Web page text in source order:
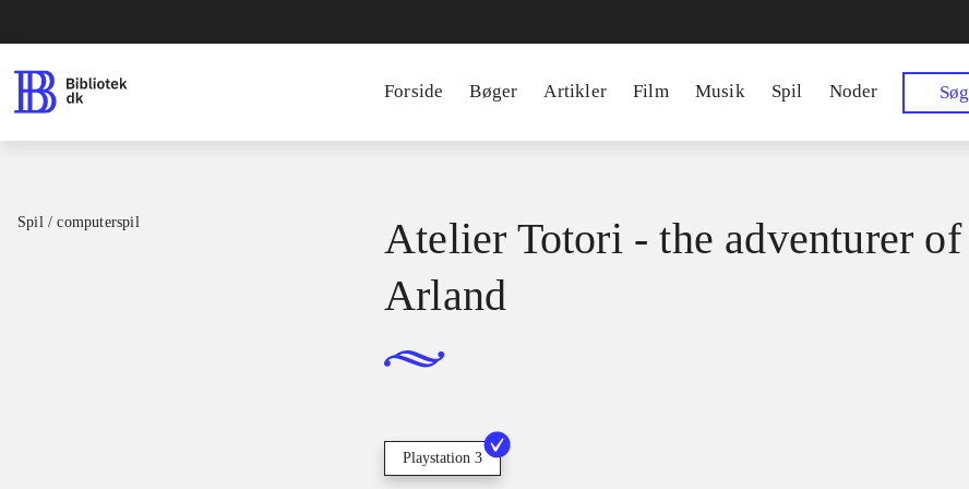
Forside Bøger Artikler Film Musik Spil Noder Søg
Spil / computerspil
Atelier Totori - the adventurer of
Arland
Playstation 3